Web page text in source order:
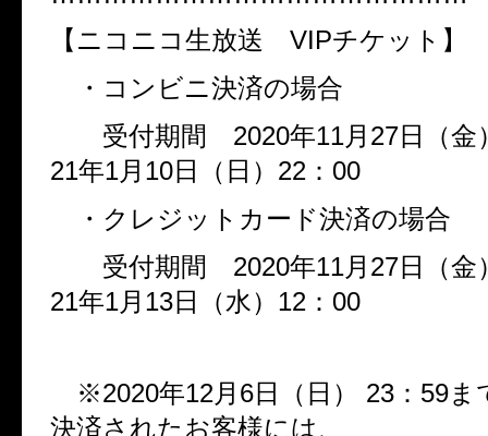
【ニコニコ生放送 VIPチケット】
・コンビニ決済の場合
受付期間 2020年11月 27日（金
21年1月 10日（日） 22 ： 00
・クレジットカード決済の場合
受付期間 2020年11月 27日（金
21年1月 13日（水） 12 ： 00
※2020年12月 6日（日） 23 ： 59ま
決済されたお客様には、